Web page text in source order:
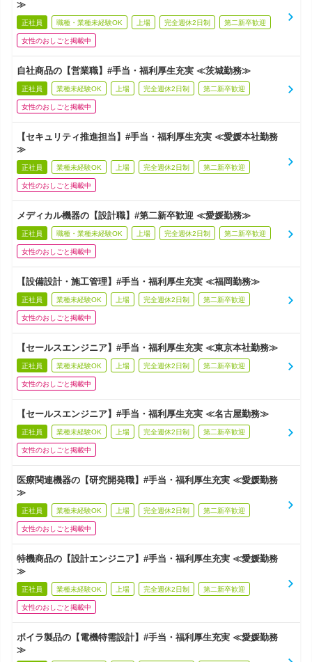
≫
正社員 職種・業種未経験OK 上場 完全週休2日制 第二新卒歓迎
女性のおしごと掲載中
自社商品の【営業職】#手当・福利厚生充実 ≪茨城勤務≫
正社員 業種未経験OK 上場 完全週休2日制 第二新卒歓迎
女性のおしごと掲載中
【セキュリティ推進担当】#手当・福利厚生充実 ≪愛媛本社勤務
≫
正社員 業種未経験OK 上場 完全週休2日制 第二新卒歓迎
女性のおしごと掲載中
メディカル機器の【設計職】#第二新卒歓迎 ≪愛媛勤務≫
正社員 職種・業種未経験OK 上場 完全週休2日制 第二新卒歓迎
女性のおしごと掲載中
【設備設計・施工管理】#手当・福利厚生充実 ≪福岡勤務≫
正社員 業種未経験OK 上場 完全週休2日制 第二新卒歓迎
女性のおしごと掲載中
【セールスエンジニア】#手当・福利厚生充実 ≪東京本社勤務≫
正社員 業種未経験OK 上場 完全週休2日制 第二新卒歓迎
女性のおしごと掲載中
【セールスエンジニア】#手当・福利厚生充実 ≪名古屋勤務≫
正社員 業種未経験OK 上場 完全週休2日制 第二新卒歓迎
女性のおしごと掲載中
医療関連機器の【研究開発職】#手当・福利厚生充実 ≪愛媛勤務
≫
正社員 業種未経験OK 上場 完全週休2日制 第二新卒歓迎
女性のおしごと掲載中
特機商品の【設計エンジニア】#手当・福利厚生充実 ≪愛媛勤務
≫
正社員 業種未経験OK 上場 完全週休2日制 第二新卒歓迎
女性のおしごと掲載中
ボイラ製品の【電機特需設計】#手当・福利厚生充実 ≪愛媛勤務
≫